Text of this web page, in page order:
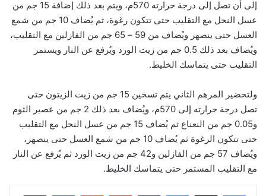
إلى أن تصل إلى درجة حرارته 570م، ويتم بعد ذلك إضافة 15 جم من
عسل النحل مع التقليب حتى تتكون رغوة، ثم يُضاف 10 جم من شمع
العسل حتى ينصهر ويُضاف من 59 – 65 جم من الفازلين مع التقليب،
ويُضاف بعد ذلك 0.5 جم من زيت الورد ويُرفع عن النار ويستمر
التقليب حتى يتماسك الخليط.
ولتحضير المرهم الثاني يتم تسخين 15 جم من زيت الزيتون حتى
تصل درجة حرارته إلى 570م، ويُضاف بعد ذلك 2 جم من عصير الثوم
و0.05 جم من النعناع ثم يُضاف 15 جم من عسل النحل مع التقليب
حتى تتكون الرغوة ثم يُضاف 10 جم من شمع العسل حتى ينصهر،
ويُضاف 57 جم من الفازلين و42 جم من زيت الورد ثم يُرفع عن النار
مع التقليب المستمر حتى يتماسك الخليط.